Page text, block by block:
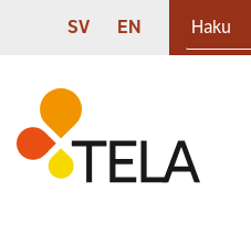
Siirry sisältöön
SVENSKA
SV ENGLISH
EN
Etusivu